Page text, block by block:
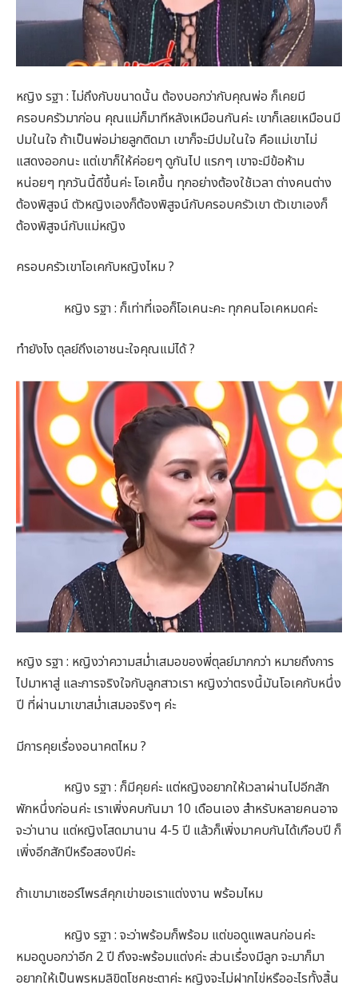
หญิง รฐา : ไม่ถึงกับขนาดนั้น ต้องบอกว่ากับคุณพ่อ ก็เคยมี
ครอบครัวมาก่อน คุณแม่ก็มาทีหลังเหมือนกันค่ะ เขาก็เลยเหมือนมี
ปมในใจ ถ้าเป็นพ่อม่ายลูกติดมา เขาก็จะมีปมในใจ คือแม่เขาไม่
แสดงออกนะ แต่เขาก็ให้ค่อยๆ ดูกันไป แรกๆ เขาจะมีข้อห้าม
หน่อยๆ ทุกวันนี้ดีขึ้นค่ะ โอเคขึ้น ทุกอย่างต้องใช้เวลา ต่างคนต่าง
ต้องพิสูจน์ ตัวหญิงเองก็ต้องพิสูจน์กับครอบครัวเขา ตัวเขาเองก็
ต้องพิสูจน์กับแม่หญิง
ครอบครัวเขาโอเคกับหญิงไหม ?
หญิง รฐา : ก็เท่าที่เจอก็โอเคนะคะ ทุกคนโอเคหมดค่ะ
ทำยังไง ตุลย์ถึงเอาชนะใจคุณแม่ได้ ?
หญิง รฐา : หญิงว่าความสม่ำเสมอของพี่ตุลย์มากกว่า หมายถึงการ
ไปมาหาสู่ และการจริงใจกับลูกสาวเรา หญิงว่าตรงนี้มันโอเคกับหนึ่ง
ปี ที่ผ่านมาเขาสม่ำเสมอจริงๆ ค่ะ
มีการคุยเรื่องอนาคตไหม ?
หญิง รฐา : ก็มีคุยค่ะ แต่หญิงอยากให้เวลาผ่านไปอีกสัก
พักหนึ่งก่อนค่ะ เราเพิ่งคบกันมา 10 เดือนเอง สำหรับหลายคนอาจ
จะว่านาน แต่หญิงโสดมานาน 4-5 ปี แล้วก็เพิ่งมาคบกันได้เกือบปี ก็
เพิ่งอีกสักปีหรือสองปีค่ะ
ถ้าเขามาเซอร์ไพรส์คุกเข่าขอเราแต่งงาน พร้อมไหม
หญิง รฐา : จะว่าพร้อมก็พร้อม แต่ขอดูแพลนก่อนค่ะ
หมอดูบอกว่าอีก 2 ปี ถึงจะพร้อมแต่งค่ะ ส่วนเรื่องมีลูก จะมาก็มา
อยากให้เป็นพรหมลิขิตโชคชะตาค่ะ หญิงจะไม่ฝากไข่หรืออะไรทั้งสิ้น